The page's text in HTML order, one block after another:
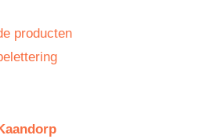
producten